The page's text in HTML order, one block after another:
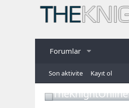
Forumlar
Son aktivite Kayıt ol